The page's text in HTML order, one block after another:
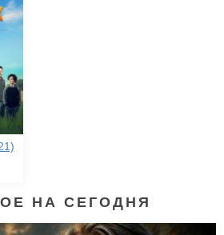
НА СЕГОДНЯ